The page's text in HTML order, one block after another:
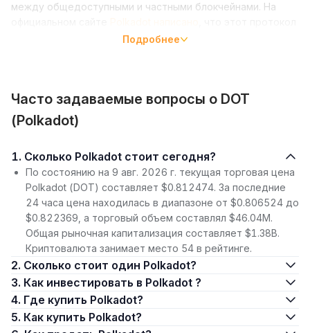
между общедоступными и частными блокчейнами. На
«имеет беспрецедентную экономическую
Что такое DOT
максимальное количество токенов DOT заранее не
определено, они подвержены инфляции. Однако уровень
инфляции изменчив. В экосистеме Polkadot наименьшая
делимая единица токена DOT называется «Planck». Один
Planck равен 0,0000000001 DOT.
Токены DOT имеют три главные функции:
Обеспечение безопасности и стабильной работы сети
с помощью стейкинга
Управление сетью
Подключение сетей к Polkadot (в виде парачейна)
Подробнее
Часто задаваемые вопросы о DOT
(Polkadot)
1. Сколько Polkadot стоит сегодня?
По состоянию на 9 авг. 2026 г. текущая торговая цена
Polkadot (DOT) составляет $0.812474. За последние
24 часа цена находилась в диапазоне от $0.806524 до
$0.822369, а торговый объем составлял $46.04M.
Общая рыночная капитализация составляет $1.38B.
Криптовалюта занимает место 54 в рейтинге.
2. Сколько стоит один Polkadot?
3. Как инвестировать в Polkadot ?
4. Где купить Polkadot?
5. Как купить Polkadot?